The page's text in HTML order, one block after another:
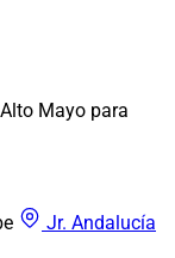
Mayo para
Jr. Andalucía